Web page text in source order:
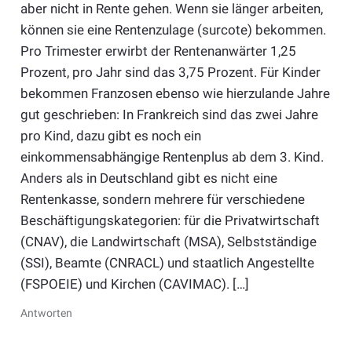
aber nicht in Rente gehen. Wenn sie länger arbeiten,
können sie eine Rentenzulage (surcote) bekommen.
Pro Trimester erwirbt der Rentenanwärter 1,25
Prozent, pro Jahr sind das 3,75 Prozent. Für Kinder
bekommen Franzosen ebenso wie hierzulande Jahre
gut geschrieben: In Frankreich sind das zwei Jahre
pro Kind, dazu gibt es noch ein
einkommensabhängige Rentenplus ab dem 3. Kind.
Anders als in Deutschland gibt es nicht eine
Rentenkasse, sondern mehrere für verschiedene
Beschäftigungskategorien: für die Privatwirtschaft
(CNAV), die Landwirtschaft (MSA), Selbstständige
(SSI), Beamte (CNRACL) und staatlich Angestellte
(FSPOEIE) und Kirchen (CAVIMAC). […]
Antworten